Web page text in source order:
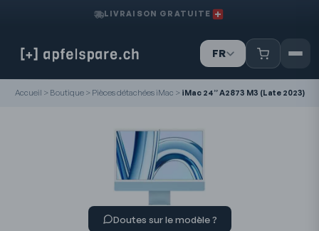
LIVRAISON GRATUITE
FR
DE
Accueil > Boutique> Pièces détachées iMac > iMac 24” A2873 M3 (Late 2023)
Doutes sur le modèle ?